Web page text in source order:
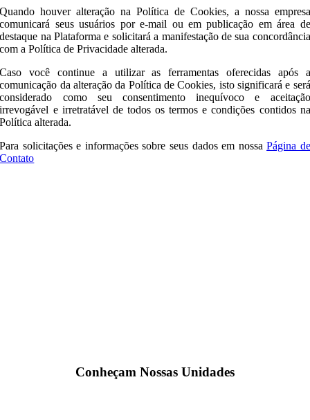
Quando houver alteração na Política de Cookies, a nossa empresa
comunicará seus usuários por e-mail ou em publicação em área de
destaque na Plataforma e solicitará a manifestação de sua concordância
com a Política de Privacidade alterada.
Caso você continue a utilizar as ferramentas oferecidas após a
comunicação da alteração da Política de Cookies, isto significará e será
considerado como seu consentimento inequívoco e aceitação
irrevogável e irretratável de todos os termos e condições contidos na
Política alterada.
Para solicitações e informações sobre seus dados em nossaPágina de
Contato
Conheçam Nossas Unidades